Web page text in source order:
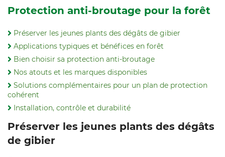
Protection anti-broutage pour la forêt
Préserver les jeunes plants des dégâts de gibier
Applications typiques et bénéfices en forêt
Bien choisir sa protection anti‑broutage
Nos atouts et les marques disponibles
Solutions complémentaires pour un plan de protection
cohérent
Installation, contrôle et durabilité
Préserver les jeunes plants des dégâts
de gibier